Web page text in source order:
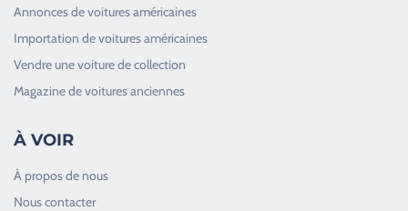
Annonces de voitures américaines
Importation de voitures américaines
Vendre une voiture de collection
Magazine de voitures anciennes
À VOIR
À propos de nous
Nous contacter